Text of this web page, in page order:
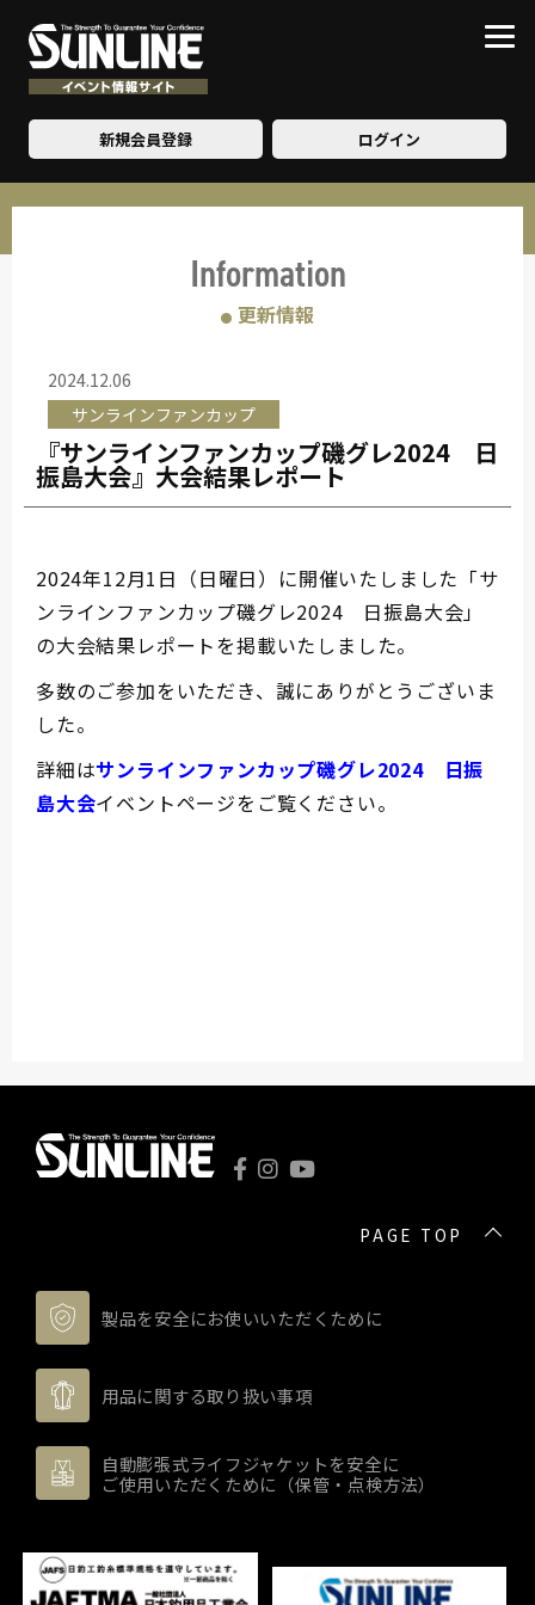
新規会員登録 ログイン
Information
● 更新情報
2024.12.06
サンラインファンカップ
『サンラインファンカップ磯グレ2024 日
振島大会』大会結果レポート
2024年12月1日（日曜日）に開催いたしました「サ
ンラインファンカップ磯グレ2024 日振島大会」
の大会結果レポートを掲載いたしました。
多数のご参加をいただき、誠にありがとうございま
した。
詳細はサンラインファンカップ磯グレ2024 日振
島大会イベントページをご覧ください。
PAGE TOP
製品を安全にお使いいただくために
用品に関する取り扱い事項
自動膨張式ライフジャケットを安全に
ご使用いただくために（保管・点検方法）